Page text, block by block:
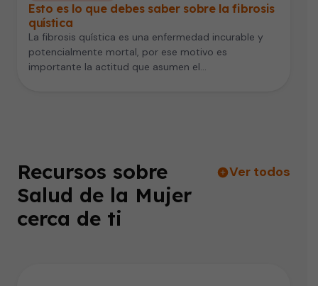
Esto es lo que debes saber sobre la fibrosis
quística
La fibrosis quística es una enfermedad incurable y
potencialmente mortal, por ese motivo es
importante la actitud que asumen el…
Recursos sobre
Salud de la Mujer
cerca de ti
Ver todos